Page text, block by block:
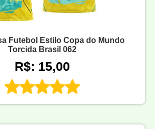
Futebol Estilo Copa do Mundo
Torcida Brasil 062
R$: 15,00